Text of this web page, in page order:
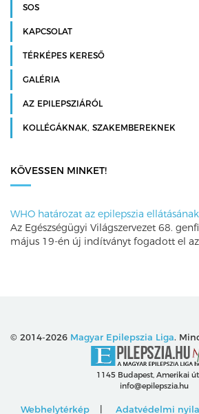
SOS
KAPCSOLAT
TÉRKÉPES KERESŐ
GALÉRIA
AZ EPILEPSZIÁRÓL
KOLLÉGÁKNAK, SZAKEMBEREKNEK
KÖVESSEN MINKET!
WHO határozat az epilepszia
Az Egészségügyi Világszervezet 68.
május 19-én új indítványt fogadott el
© 2014-2026 Magyar Epilepszia Liga.
1145 Budapest, Amerikai
info@epilepszia.hu
Webhelytérkép Adatvédelmi